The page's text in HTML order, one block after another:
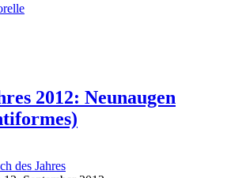
2012: Neunaugen
des Jahres